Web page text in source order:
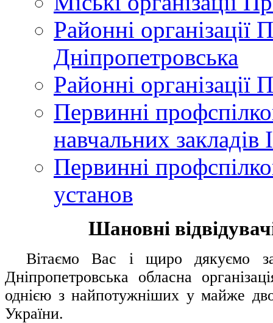
Районні організації
Дніпропетровська
Районні організації
Первинні
навчальних закладів
Первинні
установ
Шановні
Вітаємо Вас і щиро дякуємо за
Дніпропетровська обласна
однією з найпотужніших у майже
України.